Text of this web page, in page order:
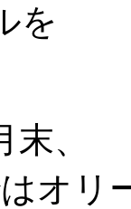
を
、
オリ